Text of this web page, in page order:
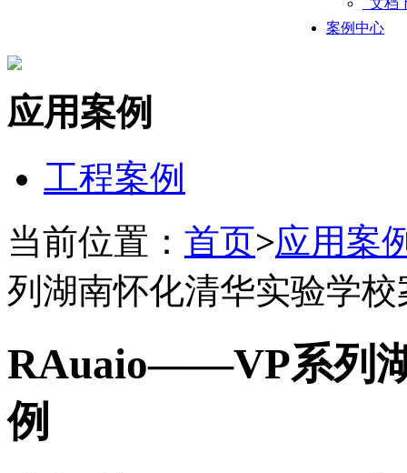
文档
案例中心
应用案例
工程案例
当前位置： 首页>应用案
列湖南怀化清华实验学校
RAuaio——VP系列
例